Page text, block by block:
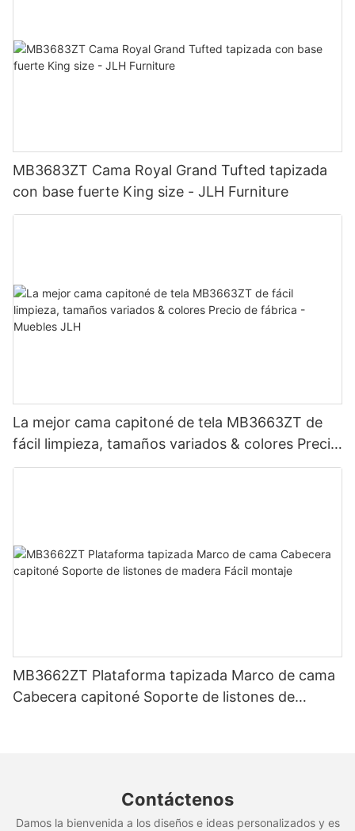
MB3683ZT Cama Royal Grand Tufted tapizada
con base fuerte King size - JLH Furniture
La mejor cama capitoné de tela MB3663ZT de
fácil limpieza, tamaños variados & colores Precio
de fábrica - Muebles JLH
MB3662ZT Plataforma tapizada Marco de cama
Cabecera capitoné Soporte de listones de
Contáctenos
Damos la bienvenida a los diseños e ideas personalizados y es